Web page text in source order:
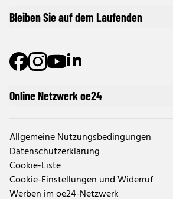
Online Netzwerk oe24
Allgemeine Nutzungsbedingungen
Datenschutzerklärung
Cookie-Liste
Cookie-Einstellungen und Widerruf
Werben im oe24-Netzwerk
Bleiben Sie auf dem Laufenden